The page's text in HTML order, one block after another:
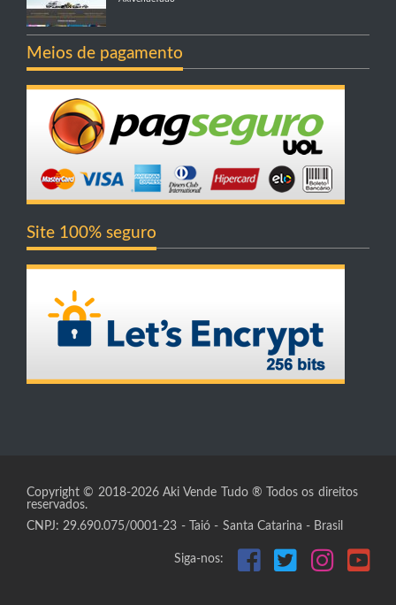
Meios de pagamento
Site 100% seguro
Copyright © 2018-2026 Aki Vende Tudo ® Todos os direitos
reservados.
CNPJ: 29.690.075/0001-23 - Taió - Santa Catarina - Brasil
Siga-nos: